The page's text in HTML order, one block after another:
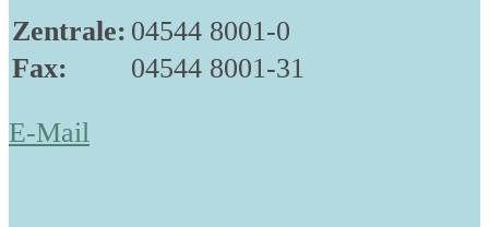
Zentrale: 04544 8001-0
Fax:
04544 8001-31
E-Mail